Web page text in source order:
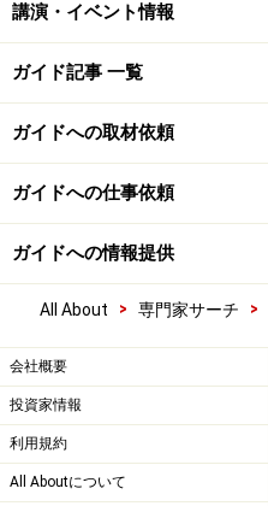
講演・イベント情報
ガイド記事 一覧
ガイドへの取材依頼
ガイドへの仕事依頼
ガイドへの情報提供
All About > 専門家サーチ >
会社概要
投資家情報
利用規約
All Aboutについて